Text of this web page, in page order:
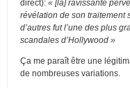
direct): « [la] ravissante
révélation de son traitement
d’autres fut l’une des plus
scandales d’Hollywood »
Ça me paraît être une
de nombreuses variations.